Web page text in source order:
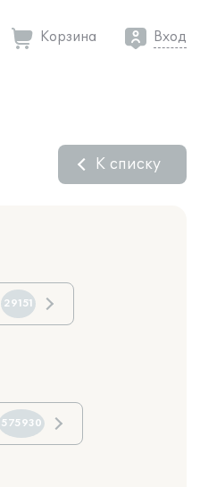
Корзина Вход
К списку
29151
575930